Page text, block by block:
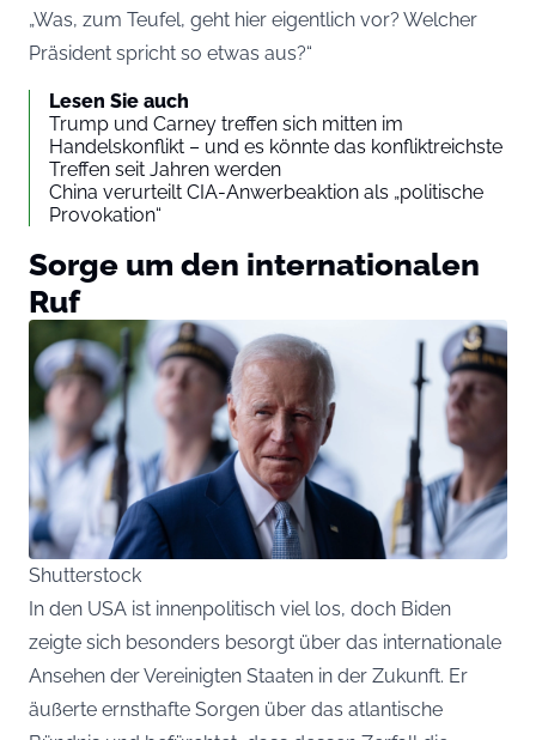
„Was, zum Teufel, geht hier eigentlich vor? Welcher
Präsident spricht so etwas aus?“
Lesen Sie auch
Trump und Carney treffen sich mitten im
Handelskonflikt – und es könnte das konfliktreichste
Treffen seit Jahren werden
China verurteilt CIA-Anwerbeaktion als „politische
Provokation“
Sorge um den internationalen
Ruf
Shutterstock
In den USA ist innenpolitisch viel los, doch Biden
zeigte sich besonders besorgt über das internationale
Ansehen der Vereinigten Staaten in der Zukunft. Er
äußerte ernsthafte Sorgen über das atlantische